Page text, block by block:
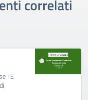
correlati
I E